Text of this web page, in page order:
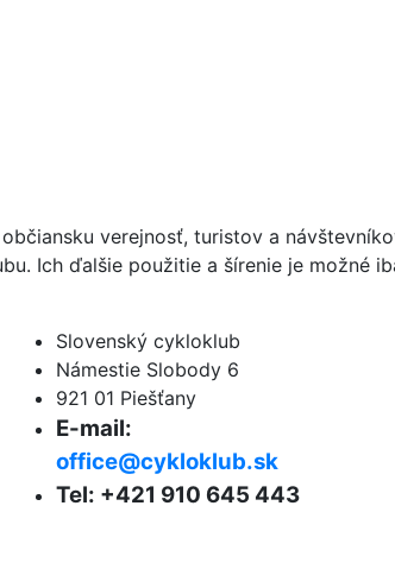
verejnosť, turistov a
Ich ďalšie použitie a šírenie je možné
Slovenský cykloklub
Námestie Slobody 6
921 01 Piešťany
E-mail:
office@cykloklub.sk
Tel: +421 910 645 443